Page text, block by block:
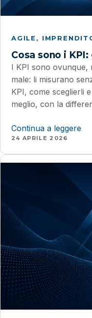
AGILE ,
Cosa sono i
I KPI sono ovunque,
male: li misurano
KPI, come sceglierli
meglio, con la
Continua a leggere
24 APRILE 2026